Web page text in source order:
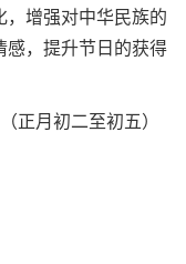
，增强对中华民族的
感，提升节日的获得
月初二至初五）